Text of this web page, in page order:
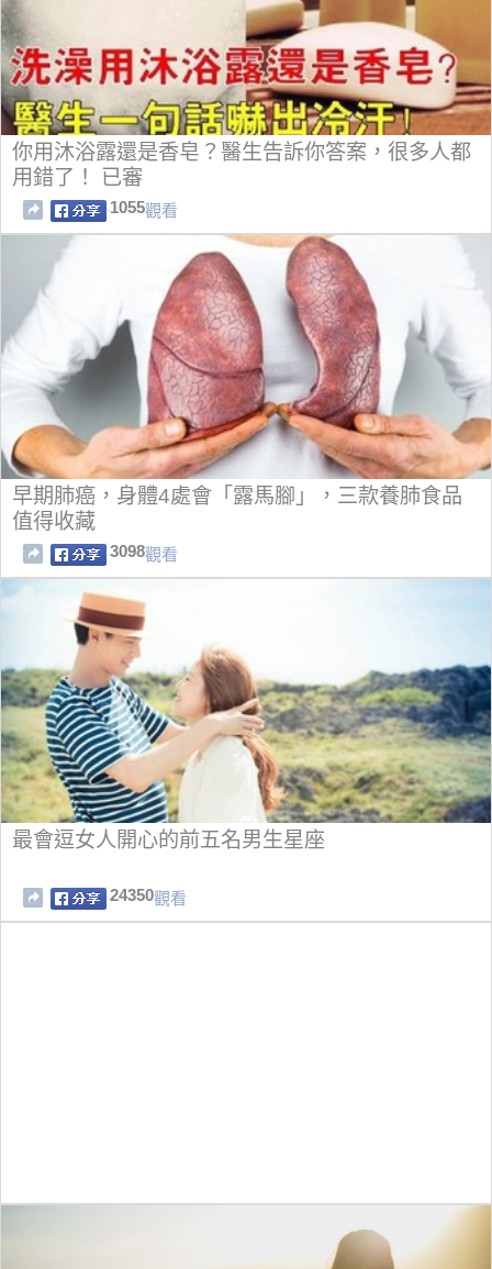
你用沐浴露還是香皂？醫生告訴你答案，很多人都
用錯了！ 已審
1055觀看
早期肺癌，身體4處會「露馬腳」，三款養肺食品
值得收藏
3098觀看
最會逗女人開心的前五名男生星座
24350觀看